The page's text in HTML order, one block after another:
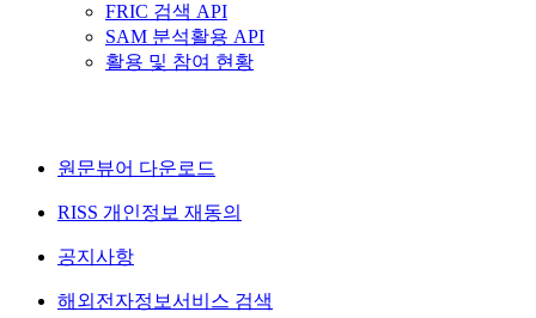
FRIC 검색 API
SAM 분석활용 API
활용 및 참여 현황
원문뷰어 다운로드
RISS 개인정보 재동의
공지사항
해외전자정보서비스 검색